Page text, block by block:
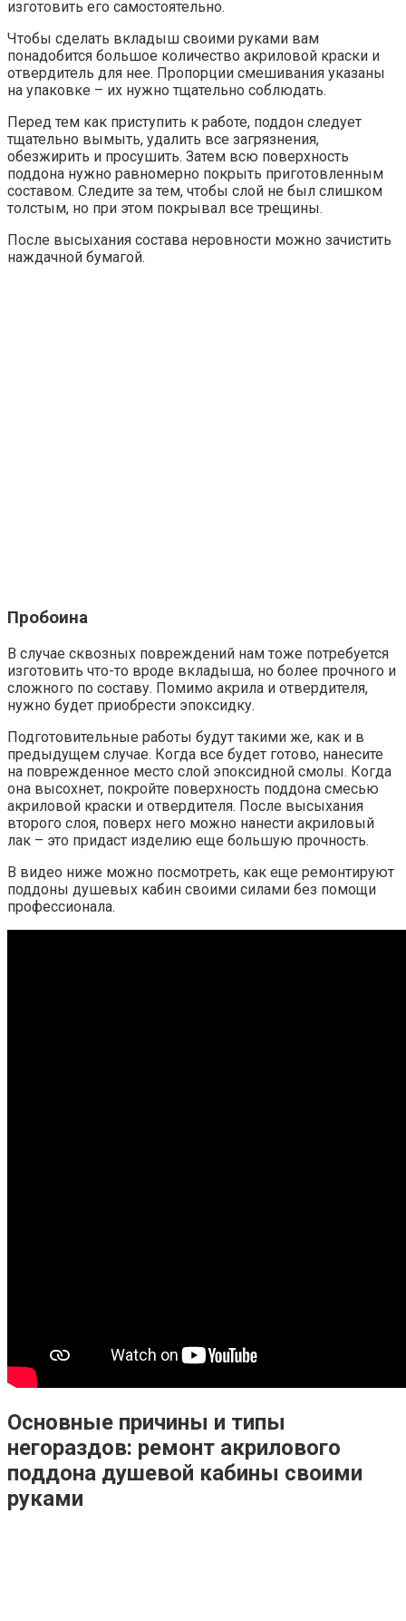
изготовить его самостоятельно.
Чтобы сделать вкладыш своими руками вам
понадобится большое количество акриловой краски и
отвердитель для нее. Пропорции смешивания указаны
на упаковке – их нужно тщательно соблюдать.
Перед тем как приступить к работе, поддон следует
тщательно вымыть, удалить все загрязнения,
обезжирить и просушить. Затем всю поверхность
поддона нужно равномерно покрыть приготовленным
составом. Следите за тем, чтобы слой не был слишком
толстым, но при этом покрывал все трещины.
После высыхания состава неровности можно зачистить
наждачной бумагой.
Пробоина
В случае сквозных повреждений нам тоже потребуется
изготовить что-то вроде вкладыша, но более прочного и
сложного по составу. Помимо акрила и отвердителя,
нужно будет приобрести эпоксидку.
Подготовительные работы будут такими же, как и в
предыдущем случае. Когда все будет готово, нанесите
на поврежденное место слой эпоксидной смолы. Когда
она высохнет, покройте поверхность поддона смесью
акриловой краски и отвердителя. После высыхания
второго слоя, поверх него можно нанести акриловый
лак – это придаст изделию еще большую прочность.
В видео ниже можно посмотреть, как еще ремонтируют
поддоны душевых кабин своими силами без помощи
профессионала.
Основные причины и типы
негораздов: ремонт акрилового
поддона душевой кабины своими
руками